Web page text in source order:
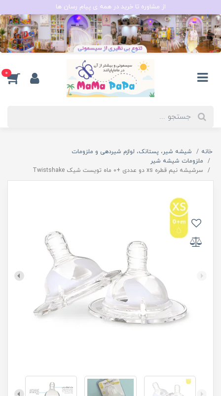
از مشاوره تا خرید در همه ی پیام رسان ها
0
خانه
شیشه شیر، پستانک، لوازم شیردهی و ملزومات
ملزومات شیشه شیر
سرشیشه نیم قطره xs دو عددی +0 ماه تویست شیک Twistshake